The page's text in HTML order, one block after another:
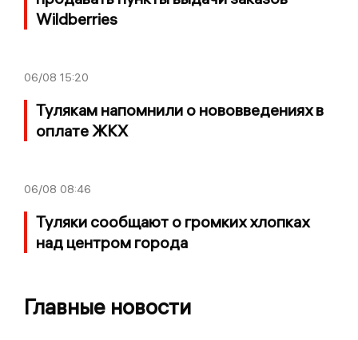
Wildberries
06/08 15:20
Тулякам напомнили о нововведениях в
оплате ЖКХ
06/08 08:46
Туляки сообщают о громких хлопках
над центром города
Главные новости